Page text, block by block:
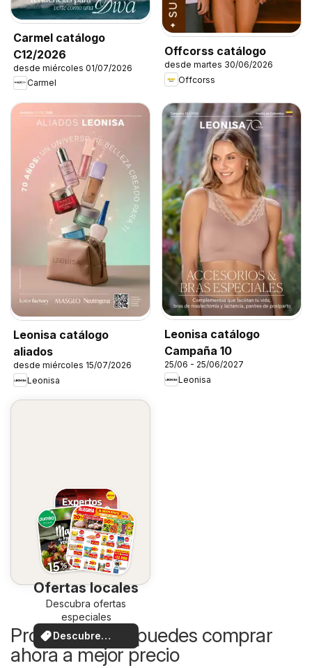
Carmel catálogo
C12/2026
desde miércoles 01/07/2026
Carmel
Offcorss catálogo
desde martes 30/06/2026
Offcorss
Leonisa catálogo
aliados
desde miércoles 15/07/2026
Leonisa
Leonisa catálogo
Campaña 10
25/06 - 25/06/2027
Leonisa
Ofertas locales
Descubra ofertas
especiales
Descubre
ofertas
Productos que puedes comprar
ahora a mejor precio